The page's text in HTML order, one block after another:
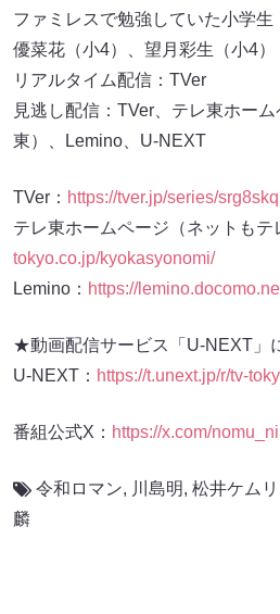
ファミレスで勉強していた小学生
優菜花（小4）、望月彩生（小4）
リアルタイム配信：TVer
見逃し配信：TVer、テレ東ホー
東）、Lemino、U-NEXT
TVer： https://tver.jp/series/
テレ東ホームページ（ネットもテ
tokyo.co.jp/kyokasyonomi/
Lemino： https://
★動画配信サービス「U-NEXT」
U-NEXT： https://t.unext.jp/r/tv-
番組公式X： https://x.com/
令和ロマン, 川島明, 松井ケムリ
麟